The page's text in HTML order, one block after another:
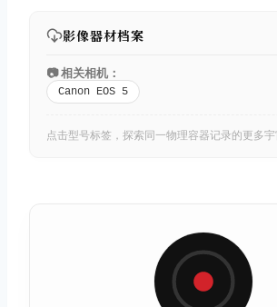
影像器材档案
📷 相关相机：
Canon EOS 5
点击型号标签，探索同一物理容器记录的更多宇